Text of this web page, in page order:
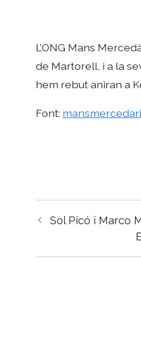
L’ONG Mans
de Martorell, i a la
hem rebut aniran a
Font:
Navegació
Sol Picó i Marco